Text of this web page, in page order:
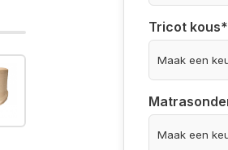
Tricot kous*